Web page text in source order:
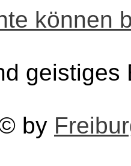
können
by